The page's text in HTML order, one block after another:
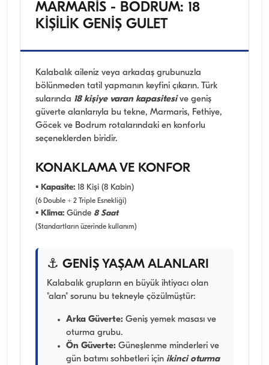
MARMARİS - BODRUM: 18
KİŞİLİK GENİŞ GULET
Kalabalık aileniz veya arkadaş grubunuzla
bölünmeden tatil yapmanın keyfini çıkarın. Türk
sularında 18 kişiye varan kapasitesive geniş
güverte alanlarıyla bu tekne, Marmaris, Fethiye,
Göcek ve Bodrum rotalarındaki en konforlu
seçeneklerden biridir.
KONAKLAMA VE KONFOR
▪ Kapasite: 18 Kişi (8 Kabin)
(6 Double + 2 Triple Esnekliği)
▪ Klima: Günde 8 Saat
(Standartların üzerinde kullanım)
⚓ GENİŞ YAŞAM ALANLARI
Kalabalık grupların en büyük ihtiyacı olan
"alan" sorunu bu tekneyle çözülmüştür:
Arka Güverte: Geniş yemek masası ve
oturma grubu.
Ön Güverte: Güneşlenme minderleri ve
gün batımı sohbetleri için ikinci oturma